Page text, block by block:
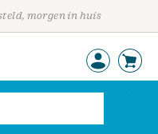
morgen in huis